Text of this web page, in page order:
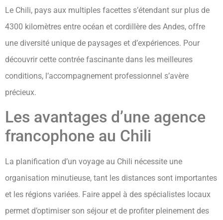
Le Chili, pays aux multiples facettes s’étendant sur plus de
4300 kilomètres entre océan et cordillère des Andes, offre
une diversité unique de paysages et d’expériences. Pour
découvrir cette contrée fascinante dans les meilleures
conditions, l’accompagnement professionnel s’avère
précieux.
Les avantages d’une agence
francophone au Chili
La planification d’un voyage au Chili nécessite une
organisation minutieuse, tant les distances sont importantes
et les régions variées. Faire appel à des spécialistes locaux
permet d’optimiser son séjour et de profiter pleinement des